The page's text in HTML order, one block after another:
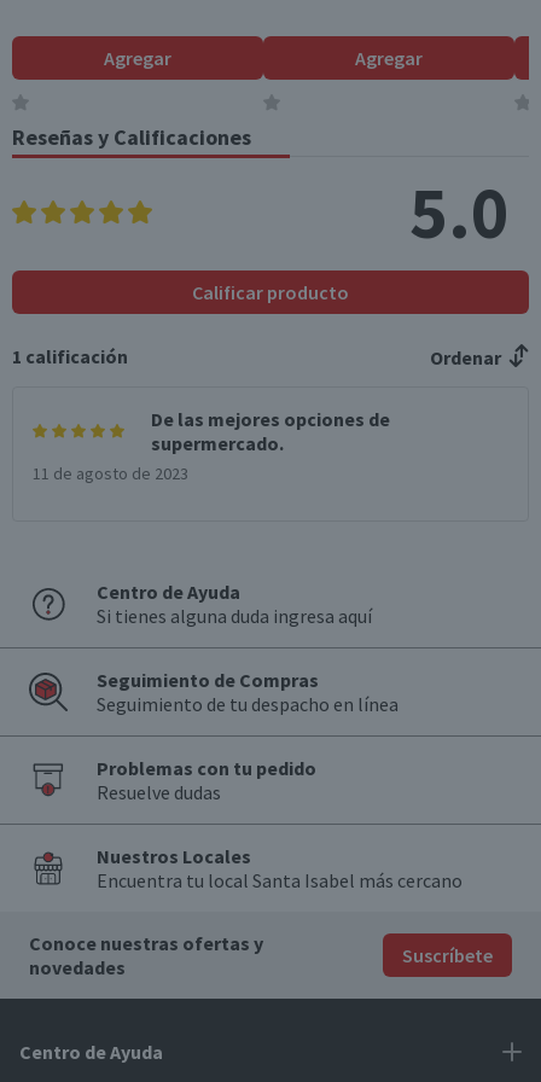
Fibra (g) 9,9
*Ingesta de referencia de un adulto promedio (8400 kj / 2000 kcal)
Agregar Agregar
Reseñas y Calificaciones
5.0
Calificar producto
1 calificación Ordenar
De las mejores opciones de
supermercado.
11 de agosto de 2023
Centro de Ayuda
Si tienes alguna duda ingresa aquí
Seguimiento de Compras
Seguimiento de tu despacho en línea
Problemas con tu pedido
Resuelve dudas
Nuestros Locales
Encuentra tu local Santa Isabel más cercano
Conoce nuestras ofertas y
novedades
Suscríbete
Centro de Ayuda